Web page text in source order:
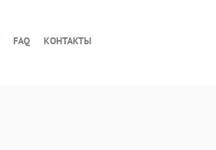
FAQ КОНТАКТЫ